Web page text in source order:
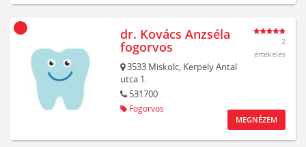
dr. Kovács Anzséla
fogorvos
3533 Miskolc, Kerpely Antal
utca 1.
531700
Fogorvos
2
értékelés
MEGNÉZEM